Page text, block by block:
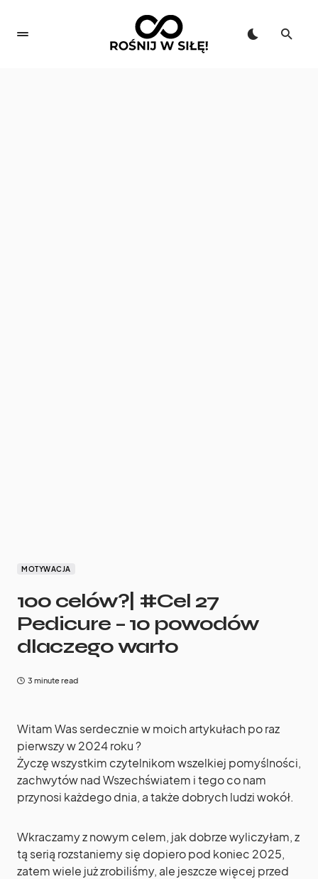
MOTYWACJA
100 celów?| #Cel 27
Pedicure – 10 powodów
dlaczego warto
3 minute read
Witam Was serdecznie w moich artykułach po raz
pierwszy w 2024 roku ?
Życzę wszystkim czytelnikom wszelkiej pomyślności,
zachwytów nad Wszechświatem i tego co nam
przynosi każdego dnia, a także dobrych ludzi wokół.
Wkraczamy z nowym celem, jak dobrze wyliczyłam, z
tą serią rozstaniemy się dopiero pod koniec 2025,
zatem wiele już zrobiliśmy, ale jeszcze więcej przed